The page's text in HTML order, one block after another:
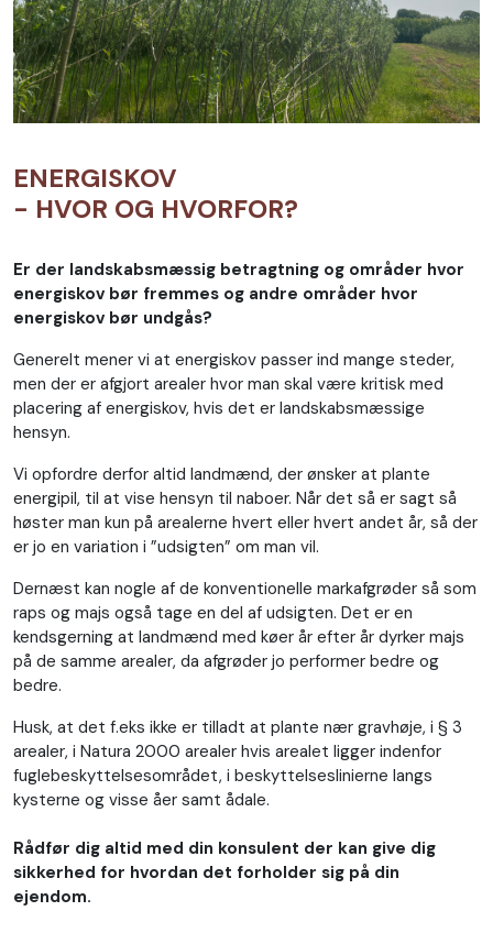
ENERGISKOV
- HVOR OG HVORFOR?
Er der landskabsmæssig betragtning og områder hvor
energiskov bør fremmes og andre områder hvor
energiskov bør undgås?
Generelt mener vi at energiskov passer ind mange steder,
men der er afgjort arealer hvor man skal være kritisk med
placering af energiskov, hvis det er landskabsmæssige
hensyn.
Vi opfordre derfor altid landmænd, der ønsker at plante
energipil, til at vise hensyn til naboer. Når det så er sagt så
høster man kun på arealerne hvert eller hvert andet år, så der
er jo en variation i ”udsigten” om man vil.
Dernæst kan nogle af de konventionelle markafgrøder så som
raps og majs også tage en del af udsigten. Det er en
kendsgerning at landmænd med køer år efter år dyrker majs
på de samme arealer, da afgrøder jo performer bedre og
bedre.
Husk, at det f.eks ikke er tilladt at plante nær gravhøje, i § 3
arealer, i Natura 2000 arealer hvis arealet ligger indenfor
fuglebeskyttelsesområdet, i beskyttelseslinierne langs
kysterne og visse åer samt ådale.
Rådfør dig altid med din konsulent der kan give dig
sikkerhed for hvordan det forholder sig på din
ejendom.